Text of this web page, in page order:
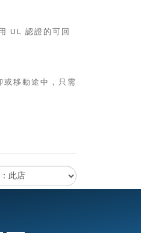
UL 認證的可回
或移動途中，只需